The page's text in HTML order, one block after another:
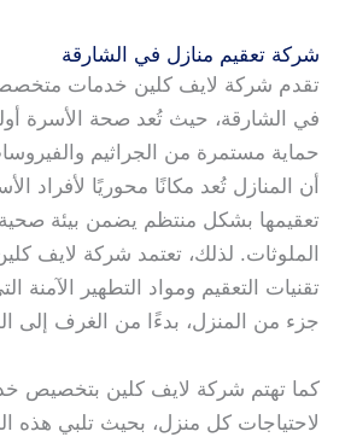
شركة تعقيم منازل في الشارقة
تقدم شركة لايف كلين خدمات متخصصة
في الشارقة، حيث تُعد صحة الأسرة
حماية مستمرة من الجراثيم
أن المنازل تُعد مكانًا محوريًا لأفراد
تعقيمها بشكل منتظم يضمن بيئة
الملوثات. لذلك، تعتمد شركة لايف
تقنيات التعقيم ومواد التطهير الآمنة
جزء من المنزل، بدءًا من الغرف إلى
كما تهتم شركة لايف كلين بتخصيص
لاحتياجات كل منزل، بحيث تلبي هذه